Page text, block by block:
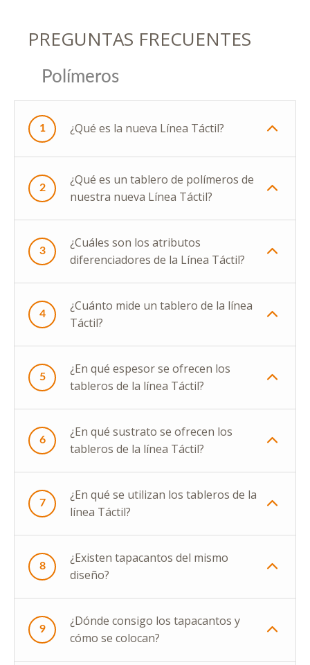
PREGUNTAS FRECUENTES
Polímeros
1 ¿Qué es la nueva Línea Táctil?
2
¿Qué es un tablero de polímeros de
nuestra nueva Línea Táctil?
3
¿Cuáles son los atributos
diferenciadores de la Línea Táctil?
4
¿Cuánto mide un tablero de la línea
Táctil?
5
¿En qué espesor se ofrecen los
tableros de la línea Táctil?
6
¿En qué sustrato se ofrecen los
tableros de la línea Táctil?
7
¿En qué se utilizan los tableros de la
línea Táctil?
8
¿Existen tapacantos del mismo
diseño?
9
¿Dónde consigo los tapacantos y
cómo se colocan?